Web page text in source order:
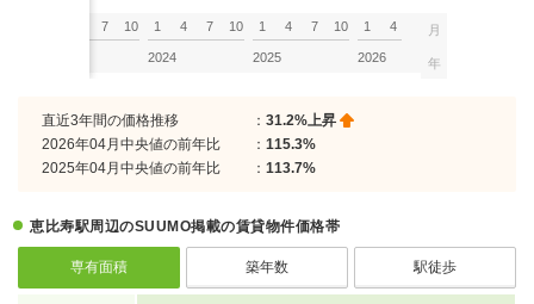
7 10 1 4 7 10
2024
1 4 7 10
2025
1 4
2026
月
年
直近3年間の価格推移 ： 31.2%上昇
2026年04月中央値の前年比
： 115.3%
2025年04月中央値の前年比
： 113.7%
恵比寿駅周辺のSUUMO掲載の賃貸物件価格帯
専有面積 築年数 駅徒歩